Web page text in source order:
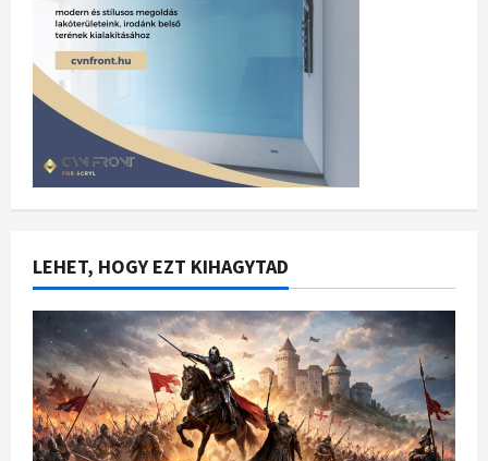
LEHET, HOGY EZT KIHAGYTAD